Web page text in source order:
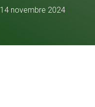
14 novembre 2024